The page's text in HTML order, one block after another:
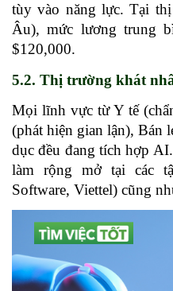
tùy vào năng lực. Tại
Âu), mức lương trung
$120,000.
5.2. Thị trường khát
Mọi lĩnh vực từ Y tế
(phát hiện gian lận), Bán
dục đều đang tích hợp
làm rộng mở tại các
Software, Viettel) cũng